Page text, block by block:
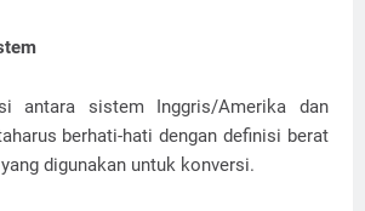
antara sistem Inggris/Amerika dan
berhati-hati dengan definisi berat
digunakan untuk konversi.